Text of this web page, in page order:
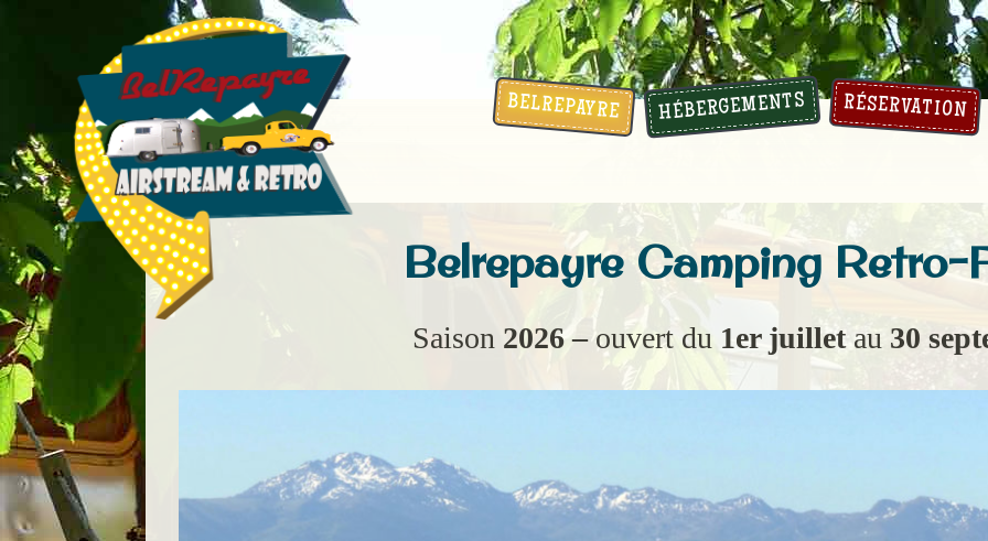
BELREPAYRE HÉBERGEMENTS RÉSERVATION
Belrepayre Camping Retro-
Saison 2026 –ouvert du 1er juilletau 30